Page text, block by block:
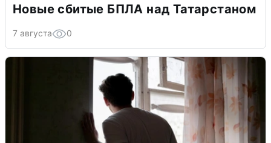
Новые сбитые БПЛА над Татарстаном
7 августа 0